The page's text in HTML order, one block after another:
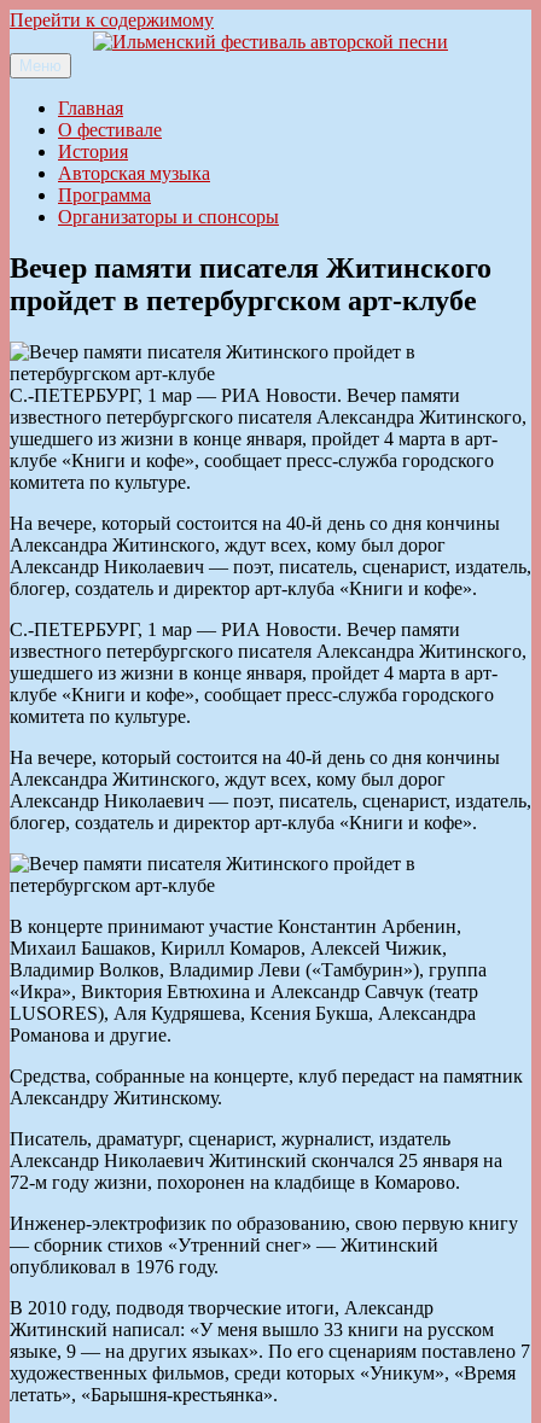
Перейти к содержимому
Ильменский фестиваль авторской песни
Меню
Главная
О фестивале
История
Авторская музыка
Программа
Организаторы и спонсоры
Вечер памяти писателя Житинского
пройдет в петербургском арт-клубе
С.-ПЕТЕРБУРГ, 1 мар — РИА Новости. Вечер памяти
известного петербургского писателя Александра Житинского,
ушедшего из жизни в конце января, пройдет 4 марта в арт-
клубе «Книги и кофе», сообщает пресс-служба городского
комитета по культуре.
На вечере, который состоится на 40-й день со дня кончины
Александра Житинского, ждут всех, кому был дорог
Александр Николаевич — поэт, писатель, сценарист, издатель,
блогер, создатель и директор арт-клуба «Книги и кофе».
С.-ПЕТЕРБУРГ, 1 мар — РИА Новости. Вечер памяти
известного петербургского писателя Александра Житинского,
ушедшего из жизни в конце января, пройдет 4 марта в арт-
клубе «Книги и кофе», сообщает пресс-служба городского
комитета по культуре.
На вечере, который состоится на 40-й день со дня кончины
Александра Житинского, ждут всех, кому был дорог
Александр Николаевич — поэт, писатель, сценарист, издатель,
блогер, создатель и директор арт-клуба «Книги и кофе».
В концерте принимают участие Константин Арбенин,
Михаил Башаков, Кирилл Комаров, Алексей Чижик,
Владимир Волков, Владимир Леви («Тамбурин»), группа
«Икра», Виктория Евтюхина и Александр Савчук (театр
LUSORES), Аля Кудряшева, Ксения Букша, Александра
Романова и другие.
Средства, собранные на концерте, клуб передаст на памятник
Александру Житинскому.
Писатель, драматург, сценарист, журналист, издатель
Александр Николаевич Житинский скончался 25 января на
72-м году жизни, похоронен на кладбище в Комарово.
Инженер-электрофизик по образованию, свою первую книгу
— сборник стихов «Утренний снег» — Житинский
опубликовал в 1976 году.
В 2010 году, подводя творческие итоги, Александр
Житинский написал: «У меня вышло 33 книги на русском
языке, 9 — на других языках». По его сценариям поставлено 7
художественных фильмов, среди которых «Уникум», «Время
летать», «Барышня-крестьянка».